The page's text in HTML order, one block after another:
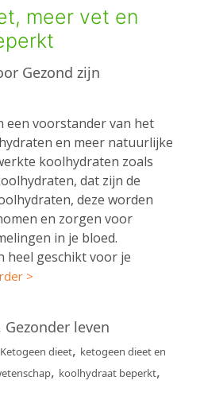
meer vet en
Gezond zijn
een voorstander van het
en meer natuurlijke
koolhydraten zoals
dat zijn de
deze worden
en zorgen voor
in je bloed.
heel geschikt voor je
>
Gezonder leven
Ketogeen dieet, ketogeen dieet en
, koolhydraat beperkt,